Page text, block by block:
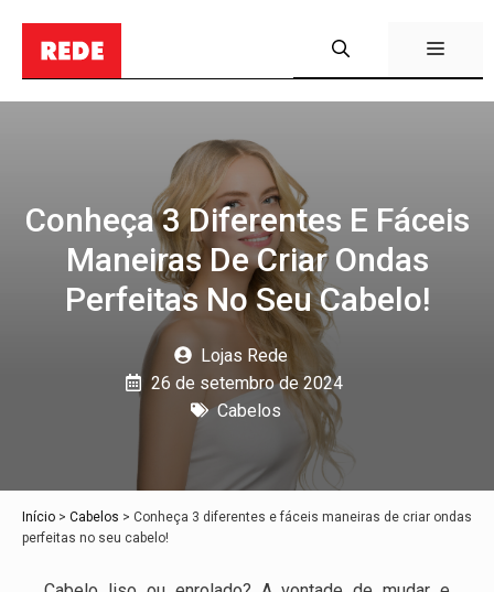
Menu
Conheça 3 Diferentes E Fáceis
Maneiras De Criar Ondas
Perfeitas No Seu Cabelo!
Lojas Rede
26 de setembro de 2024
Cabelos
Início > Cabelos > Conheça 3 diferentes e fáceis maneiras de criar ondas
perfeitas no seu cabelo!